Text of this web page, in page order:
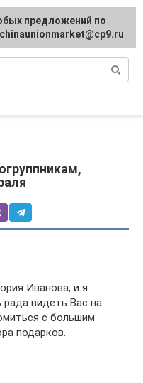
Иванова, и я
видеть Вас на
с большим
подарков.
предложений по
предложений по